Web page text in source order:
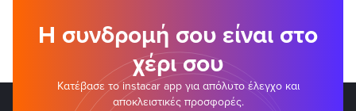
Η συνδρομή σου είναι στο
χέρι σου
Κατέβασε το instacar app για απόλυτο έλεγχο και
αποκλειστικές προσφορές.